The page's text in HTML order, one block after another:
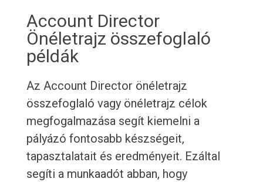
Account Director
Önéletrajz összefoglaló
példák
Az Account Director önéletrajz
összefoglaló vagy önéletrajz célok
megfogalmazása segít kiemelni a
pályázó fontosabb készségeit,
tapasztalatait és eredményeit. Ezáltal
segíti a munkaadót abban, hogy